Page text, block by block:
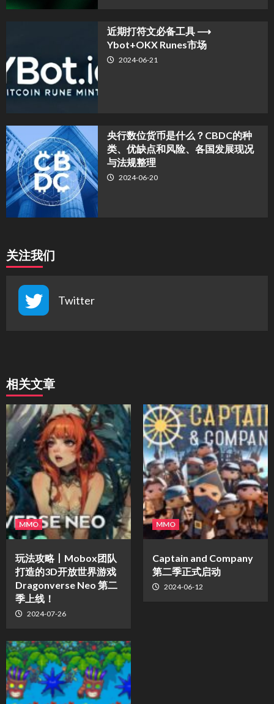
近期打符文必备工具 ⟶
Ybot+OKX Runes市场
2024-06-21
央行数位货币是什么？CBDC的种
类、优缺点和风险、各国发展现况
与法规整理
2024-06-20
关注我们
Twitter
相关文章
MMO
玩法攻略丨Mobox团队
打造的3D开放世界游戏
Dragonverse Neo 第二
季上线！
2024-07-26
MMO
Captain and Company
第二季正式启动
2024-06-12